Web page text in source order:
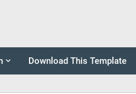
Download This Template